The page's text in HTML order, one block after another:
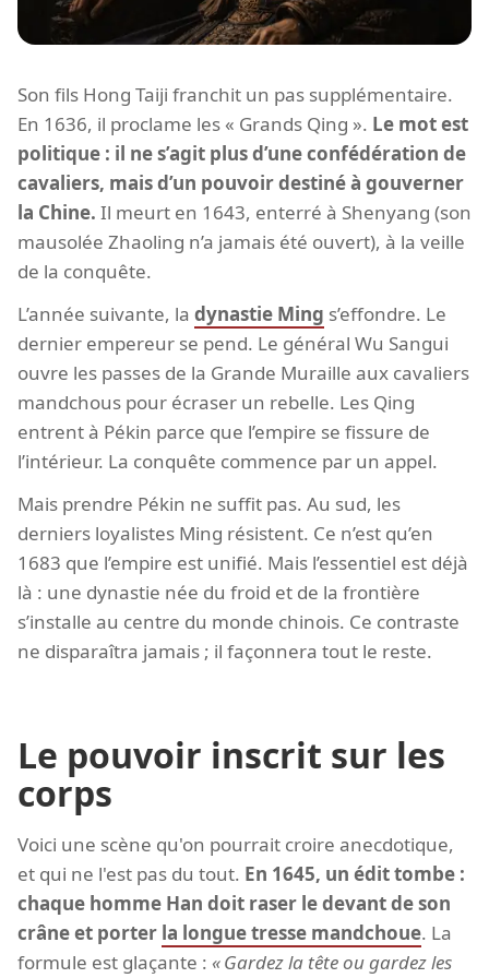
Son fils Hong Taiji franchit un pas supplémentaire.
En 1636, il proclame les « Grands Qing ». Le mot est
politique : il ne s’agit plus d’une confédération de
cavaliers, mais d’un pouvoir destiné à gouverner
la Chine. Il meurt en 1643, enterré à Shenyang (son
mausolée Zhaoling n’a jamais été ouvert), à la veille
de la conquête.
L’année suivante, la dynastie Ming s’effondre. Le
dernier empereur se pend. Le général Wu Sangui
ouvre les passes de la Grande Muraille aux cavaliers
mandchous pour écraser un rebelle. Les Qing
entrent à Pékin parce que l’empire se fissure de
l’intérieur. La conquête commence par un appel.
Mais prendre Pékin ne suffit pas. Au sud, les
derniers loyalistes Ming résistent. Ce n’est qu’en
1683 que l’empire est unifié. Mais l’essentiel est déjà
là : une dynastie née du froid et de la frontière
s’installe au centre du monde chinois. Ce contraste
ne disparaîtra jamais ; il façonnera tout le reste.
Le pouvoir inscrit sur les
corps
Voici une scène qu'on pourrait croire anecdotique,
et qui ne l'est pas du tout. En 1645, un édit tombe :
chaque homme Han doit raser le devant de son
crâne et porter la longue tresse mandchoue. La
formule est glaçante :
Gardez la tête ou gardez les